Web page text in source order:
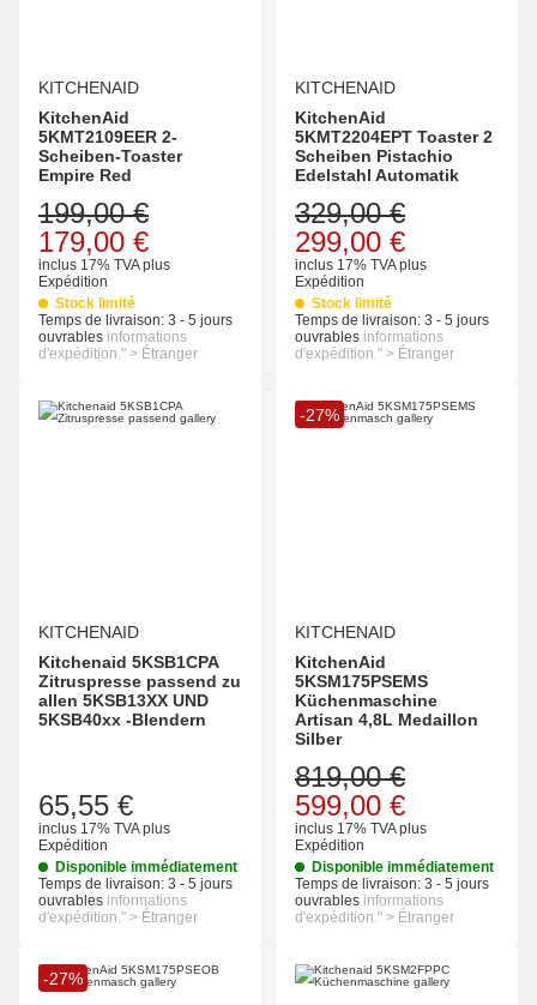
KITCHENAID
KitchenAid
5KMT2109EER 2-
Scheiben-Toaster
Empire Red
179,00 €
199,00 €
inclus 17% TVAplus
Expédition
Stock limité
Temps de livraison: 3 - 5 jours
ouvrables informations
d'expédition." > Étranger
KITCHENAID
KitchenAid
5KMT2204EPT Toaster 2
Scheiben Pistachio
Edelstahl Automatik
299,00 €
329,00 €
inclus 17% TVAplus
Expédition
Stock limité
Temps de livraison: 3 - 5 jours
ouvrables informations
d'expédition." > Étranger
KITCHENAID
Kitchenaid 5KSB1CPA
Zitruspresse passend zu
allen 5KSB13XX UND
5KSB40xx -Blendern
65,55 €
inclus 17% TVAplus
Expédition
Disponible immédiatement
Temps de livraison: 3 - 5 jours
ouvrables informations
d'expédition." > Étranger
-27%
KITCHENAID
KitchenAid
5KSM175PSEMS
Küchenmaschine
Artisan 4,8L Medaillon
Silber
599,00 €
819,00 €
inclus 17% TVAplus
Expédition
Disponible immédiatement
Temps de livraison: 3 - 5 jours
ouvrables informations
d'expédition." > Étranger
-27%